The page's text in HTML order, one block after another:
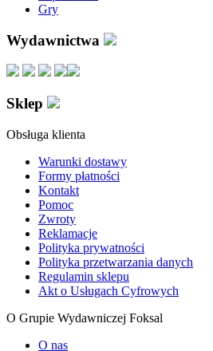
Gry
Wydawnictwa
Sklep
Obsługa klienta
Warunki dostawy
Formy płatności
Kontakt
Pomoc
Zwroty
Reklamacje
Polityka prywatności
Polityka przetwarzania danych
Regulamin sklepu
Akt o Usługach Cyfrowych
O Grupie Wydawniczej Foksal
O nas